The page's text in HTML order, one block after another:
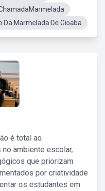
Marmelada De Gioaba
é total ao
ambiente escolar,
que priorizam
por criatividade
os estudantes em